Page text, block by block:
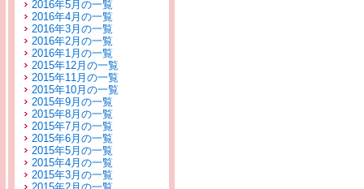
2016年5月の一覧
2016年4月の一覧
2016年3月の一覧
2016年2月の一覧
2016年1月の一覧
2015年12月の一覧
2015年11月の一覧
2015年10月の一覧
2015年9月の一覧
2015年8月の一覧
2015年7月の一覧
2015年6月の一覧
2015年5月の一覧
2015年4月の一覧
2015年3月の一覧